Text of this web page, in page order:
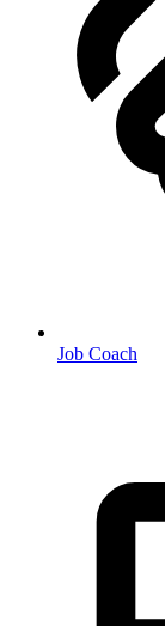
Job Coach